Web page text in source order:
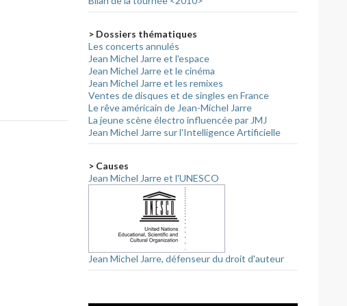
> Dossiers thématiques
Les concerts annulés
Jean Michel Jarre et l'espace
Jean Michel Jarre et le cinéma
Jean Michel Jarre et les remixes
Ventes de disques et de singles en France
Le rêve américain de Jean-Michel Jarre
La jeune scène électro influencée par JMJ
Jean Michel Jarre sur l'Intelligence Artificielle
> Causes
Jean Michel Jarre et l'UNESCO
Jean Michel Jarre, défenseur du droit d'auteur